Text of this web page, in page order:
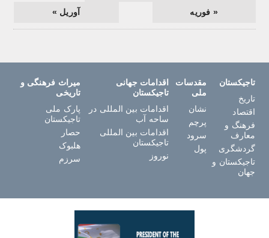
« فوریه آوریل »
تاجیکستان
تاریخ
اقتصاد
فرهنگ و
معارف
گردشگری
تاجیکستان و
جهان
مقدسات
ملی
نشان
پرچم
سرود
پول
اقدامات جهانی
تاجیکستان
اقدامات بین المللی در
ساحه آب
اقدامات بین المللی
تاجیکستان
نوروز
میراث فرهنگی و
تاریخی
پارک ملی
تاجیکستان
حصار
هلبوک
سرزم